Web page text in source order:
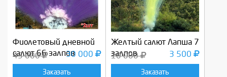
Фиолетовый дневной
салют 66 залпов
45 000 30 000
Заказать
Желтый салют Лапша 7
залпов
10 000 3 500
Заказать